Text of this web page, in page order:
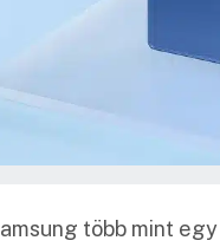
több mint